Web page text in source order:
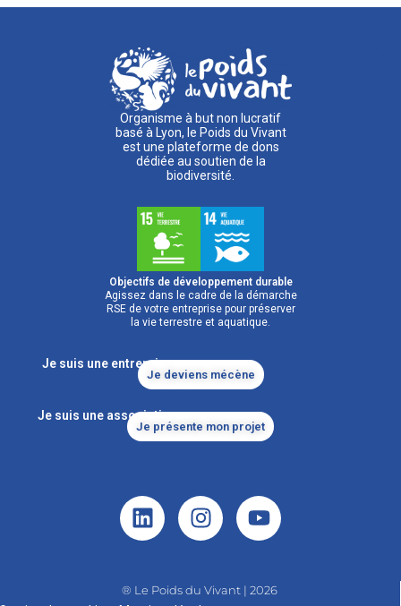
Organisme à but non lucratif
basé à Lyon, le Poids du Vivant
est une plateforme de dons
dédiée au soutien de la
biodiversité.
Objectifs de développement durable
Agissez dans le cadre de la démarche
RSE de votre entreprise pour préserver
la vie terrestre et aquatique.
Je suis une entreprise
Je deviens mécène
Je suis une association
Je présente mon projet
® Le Poids du Vivant | 2026